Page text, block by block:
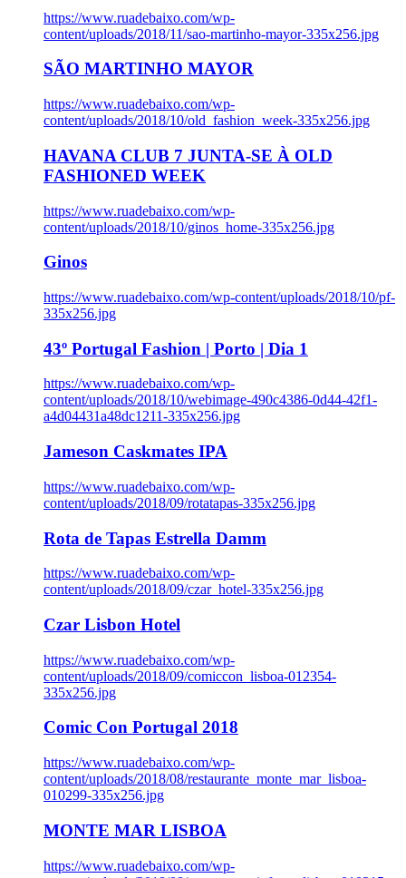
https://www.ruadebaixo.com/wp-
content/uploads/2018/11/sao-martinho-mayor-335x256.jpg
SÃO MARTINHO MAYOR
https://www.ruadebaixo.com/wp-
content/uploads/2018/10/old_fashion_week-335x256.jpg
HAVANA CLUB 7 JUNTA-SE À OLD
FASHIONED WEEK
https://www.ruadebaixo.com/wp-
content/uploads/2018/10/ginos_home-335x256.jpg
Ginos
https://www.ruadebaixo.com/wp-content/uploads/2018/10/pf-
335x256.jpg
43º Portugal Fashion | Porto | Dia 1
https://www.ruadebaixo.com/wp-
content/uploads/2018/10/webimage-490c4386-0d44-42f1-
a4d04431a48dc1211-335x256.jpg
Jameson Caskmates IPA
https://www.ruadebaixo.com/wp-
content/uploads/2018/09/rotatapas-335x256.jpg
Rota de Tapas Estrella Damm
https://www.ruadebaixo.com/wp-
content/uploads/2018/09/czar_hotel-335x256.jpg
Czar Lisbon Hotel
https://www.ruadebaixo.com/wp-
content/uploads/2018/09/comiccon_lisboa-012354-
335x256.jpg
Comic Con Portugal 2018
https://www.ruadebaixo.com/wp-
content/uploads/2018/08/restaurante_monte_mar_lisboa-
010299-335x256.jpg
MONTE MAR LISBOA
https://www.ruadebaixo.com/wp-